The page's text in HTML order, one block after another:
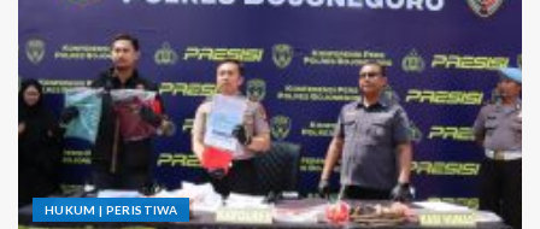
HUKUM | PERISTIWA